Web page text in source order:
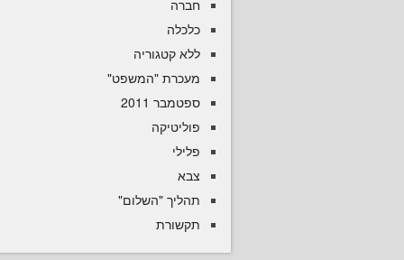
חברה
כלכלה
ללא קטגוריה
מעכרת "המשפט"
ספטמבר 2011
פוליטיקה
פלילי
צבא
תהליך "השלום"
תקשורת